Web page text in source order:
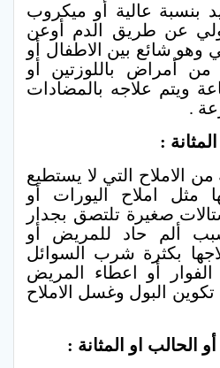
بنسبة عالية أو ميكروب
عن طريق الدم أوعن
وهو شائع بين الاطفال أو
من أمراض باللوزتين أو
ويتم علاجه بالمضادات
.
:
الاملاح التي لا يستطيع
مثل املاح اليورات أو
صغيرة تلتصق بجدار
ألم حاد للمريض أو
بكثرة شرب السوائل
أو اعطاء المريض
تكوين البول وغسل الاملاح
الحالب او المثانة :